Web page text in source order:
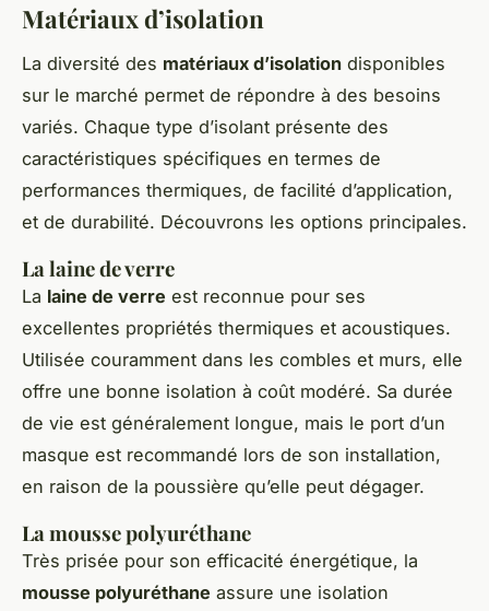
Matériaux d’isolation
La diversité des matériaux d’isolation disponibles
sur le marché permet de répondre à des besoins
variés. Chaque type d’isolant présente des
caractéristiques spécifiques en termes de
performances thermiques, de facilité d’application,
et de durabilité. Découvrons les options principales.
La laine de verre
La laine de verre est reconnue pour ses
excellentes propriétés thermiques et acoustiques.
Utilisée couramment dans les combles et murs, elle
offre une bonne isolation à coût modéré. Sa durée
de vie est généralement longue, mais le port d’un
masque est recommandé lors de son installation,
en raison de la poussière qu’elle peut dégager.
La mousse polyuréthane
Très prisée pour son efficacité énergétique, la
mousse polyuréthane assure une isolation